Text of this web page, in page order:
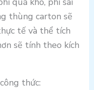
thùng carton sẽ
tế và thể tích
sẽ tính theo kích
thức: